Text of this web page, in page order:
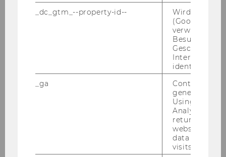
Univ.-Prof. Dr. Susanne Kalss
_dc_gtm_--property-id--
Wird von
(Google Tag
verwendet,
Besucher
Geschlecht
Interessen zu
identifizieren.
_ga
Contains a
generated
Using this
Analytics can
returning
website and
data from
visits.